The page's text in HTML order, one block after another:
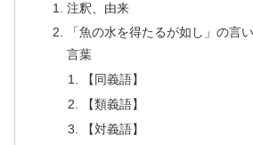
注釈、由来
「魚の水を得たるが如し」の言
言葉
【同義語】
【類義語】
【対義語】